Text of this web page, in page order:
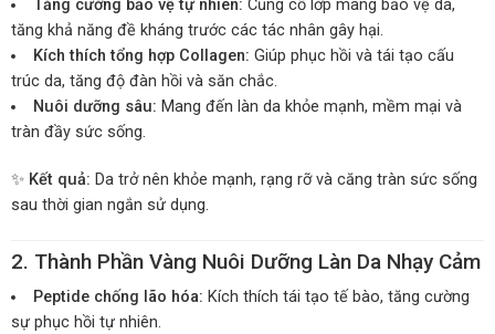
Tăng cường bảo vệ tự nhiên: Củng cố lớp màng bảo vệ da,
tăng khả năng đề kháng trước các tác nhân gây hại.
Kích thích tổng hợp Collagen: Giúp phục hồi và tái tạo cấu
trúc da, tăng độ đàn hồi và săn chắc.
Nuôi dưỡng sâu: Mang đến làn da khỏe mạnh, mềm mại và
tràn đầy sức sống.
✨ Kết quả: Da trở nên khỏe mạnh, rạng rỡ và căng tràn sức sống
sau thời gian ngắn sử dụng.
2. Thành Phần Vàng Nuôi Dưỡng Làn Da Nhạy Cảm
Peptide chống lão hóa: Kích thích tái tạo tế bào, tăng cường
sự phục hồi tự nhiên.